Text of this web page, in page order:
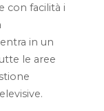
con facilità i
in un
le aree